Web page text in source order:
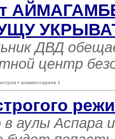
ДВД
центр
• комментариев 1
в аулы